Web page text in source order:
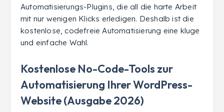
Automatisierungs-Plugins, die all die harte Arbeit
mit nur wenigen Klicks erledigen. Deshalb ist die
kostenlose, codefreie Automatisierung eine kluge
und einfache Wahl.
Kostenlose No-Code-Tools zur
Automatisierung Ihrer WordPress-
Website (Ausgabe 2026)